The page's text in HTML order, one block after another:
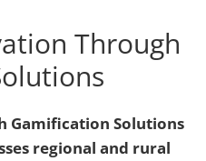
Through
Gamification Solutions
regional and rural